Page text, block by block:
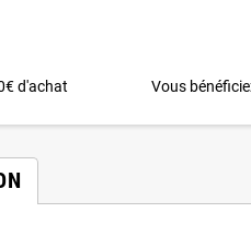
d'achat
Vous